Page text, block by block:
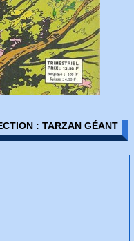
: TARZAN GÉANT